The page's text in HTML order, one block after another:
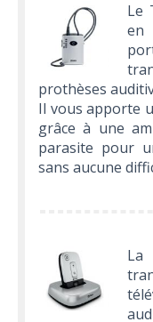
Le
en
prothèses
Il vous apporte
grâce à une
parasite pour
sans aucune
La